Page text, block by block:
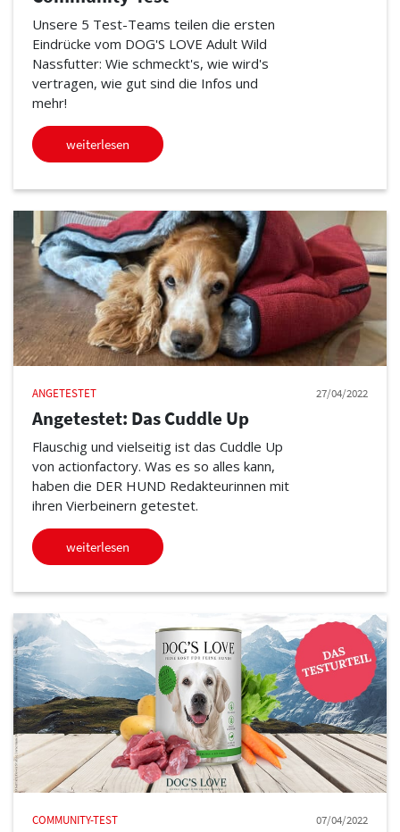
Unsere 5 Test-Teams teilen die ersten
Eindrücke vom DOG'S LOVE Adult Wild
Nassfutter: Wie schmeckt's, wie wird's
vertragen, wie gut sind die Infos und
mehr!
weiterlesen
ANGETESTET 27/04/2022
Angetestet: Das Cuddle Up
Flauschig und vielseitig ist das Cuddle Up
von actionfactory. Was es so alles kann,
haben die DER HUND Redakteurinnen mit
ihren Vierbeinern getestet.
weiterlesen
COMMUNITY-TEST 07/04/2022